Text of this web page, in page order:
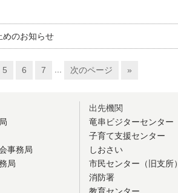
めのお知らせ
5 6 7 ... 次のページ »
事務局
局
出先機関
竜串ビジターセンター
子育て支援センター
しおさい
市民センター（旧支所）
消防署